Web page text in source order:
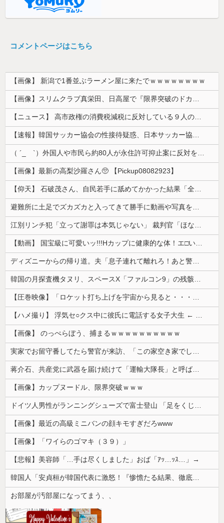
コメントページはこちら
【画像】 新潟で1番並ぶラーメン屋に来たでｗｗｗｗｗｗｗｗ
【画像】スリムクラブ真栄田、日高屋で『限界突破のドカ食い』を披露するｗｗｗｗｗｗ
【ニュース】 高市政権の消費税減税に反対している９人の自民党議員が全て判明！！！！ やっぱりコイツラかｗｗｗｗｗ
【速報】韓国サッカー協会の性接待疑惑、日本サッカー協会が4人の日本人審判員を調査「調査後に結果を公表します」
（ ´_ゝ`）外国人や市民ら約80人が永住許可抑止案に反対を訴え「選別、差別の作業」「国会審議も経ずいきなり厳格化する国に誰が来ますか！」「今す...
【画像】最新の高梨沙羅さん🥺 【Pickup08082923】
【仰天】 石破茂さん、自民若手に舐めてかかった結果「全てを失うｗｗｗｗｗ」
避難所に土足でズカズカと入ってきて勝手に動画や写真を撮影したメディア取材陣、挙句の果てに要求してきたのは……
江別リンチ犯「立って謝罪は本気じゃない」 裁判官「ほな裁判で土下座してないキミは本気じゃないな」
【動画】 国宝級に可愛いッ!!!Hカップに健康的な体！エ□い！乳首からマ●コまで見えているよ 笑
ディズニーからの帰り道。夫「息子連れて離れろ！あと警察に通報！」私「助けて！」駅員「どうしました！？」→トンデモナイことに…
韓国の月探査機タヌリ、スペースX「ファルコン9」の残骸が月面に衝突する様子を撮影！
【圧巻映像】「ロケット打ち上げを宇宙から見ると・・・」の動画が衝撃的
【ハメ撮り】 浮気セ○クス中に彼氏に電話する女子大生 ← これを現実にやる子が現れる…
【画像】 のっぺらぼう、捕まるｗｗｗｗｗｗｗｗｗｗ
実家でお留守番してたら警官が来訪、「この家空き家でしたよね？」と問いかけてくるが実際は30年ほど住んでおり……
蒋介石、共産党に武器を届け続けて「運輸大隊長」と呼ばれる
【画像】カップヌードル、限界突破ｗｗｗ
ドイツ人男性がランニングシューズで富士登山 「足をくじいて動けない」
【画像】最近の高級ミニバンの顔キモすぎだろwww
【画像】「ワイらのゴマキ（３９）」
【悲報】美容師「…手は尽くしました」おば「ｱｯ…ｯｽ…」→
韓国人「安貞桓が韓国代表に激怒！『惨憺たる結果、徹底的な刷新が必要だ』と監督や協会を痛烈批判」
お部屋が汚部屋になってまう、、